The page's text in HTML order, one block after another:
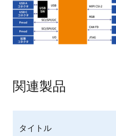
関連製品
タイトル